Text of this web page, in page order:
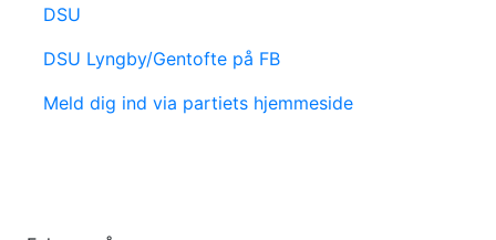
DSU
DSU Lyngby/Gentofte på FB
Meld dig ind via partiets hjemmeside